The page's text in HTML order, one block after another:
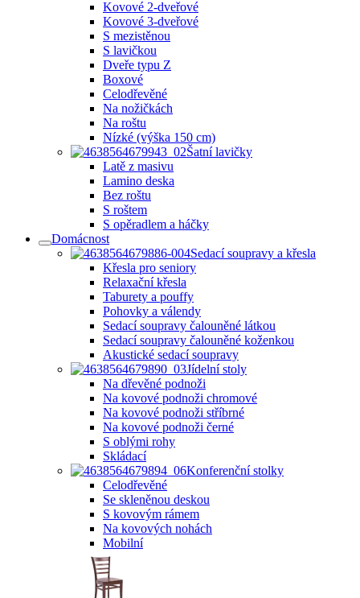
Kovové 2-dveřové
Kovové 3-dveřové
S mezistěnou
S lavičkou
Dveře typu Z
Boxové
Celodřevěné
Na nožičkách
Na roštu
Nízké (výška 150 cm)
Šatní lavičky
Latě z masivu
Lamino deska
Bez roštu
S roštem
S opěradlem a háčky
Domácnost
Sedací soupravy a křesla
Křesla pro seniory
Relaxační křesla
Taburety a pouffy
Pohovky a válendy
Sedací soupravy čalouněné látkou
Sedací soupravy čalouněné koženkou
Akustické sedací soupravy
Jídelní stoly
Na dřevěné podnoži
Na kovové podnoži chromové
Na kovové podnoži stříbrné
Na kovové podnoži černé
S oblými rohy
Skládací
Konferenční stolky
Celodřevěné
Se skleněnou deskou
S kovovým rámem
Na kovových nohách
Mobilní